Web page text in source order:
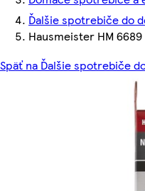
Ďalšie spotrebiče do
Hausmeister HM
Späť na Ďalšie spotrebiče